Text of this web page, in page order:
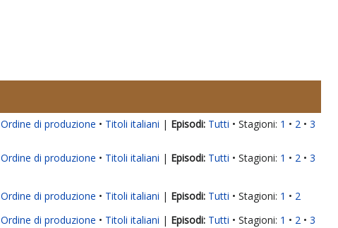
Ordine di produzione Titoli italiani | Tutti Stagioni: 1 2
3
Ordine di produzione Titoli italiani | Tutti Stagioni: 1 2
3
Ordine di produzione Titoli italiani | Tutti Stagioni: 1
2
Ordine di produzione Titoli italiani | Tutti Stagioni: 1 2
3